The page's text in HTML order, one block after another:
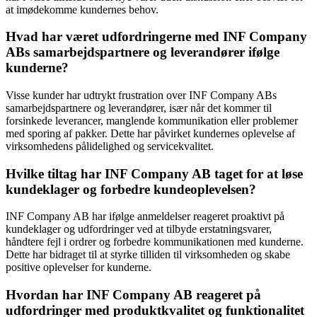
at imødekomme kundernes behov.
Hvad har været udfordringerne med INF Company
ABs samarbejdspartnere og leverandører ifølge
kunderne?
Visse kunder har udtrykt frustration over INF Company ABs
samarbejdspartnere og leverandører, især når det kommer til
forsinkede leverancer, manglende kommunikation eller problemer
med sporing af pakker. Dette har påvirket kundernes oplevelse af
virksomhedens pålidelighed og servicekvalitet.
Hvilke tiltag har INF Company AB taget for at løse
kundeklager og forbedre kundeoplevelsen?
INF Company AB har ifølge anmeldelser reageret proaktivt på
kundeklager og udfordringer ved at tilbyde erstatningsvarer,
håndtere fejl i ordrer og forbedre kommunikationen med kunderne.
Dette har bidraget til at styrke tilliden til virksomheden og skabe
positive oplevelser for kunderne.
Hvordan har INF Company AB reageret på
udfordringer med produktkvalitet og funktionalitet